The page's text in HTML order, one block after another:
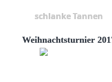
schlanke Tannen
Weihnachtsturnier